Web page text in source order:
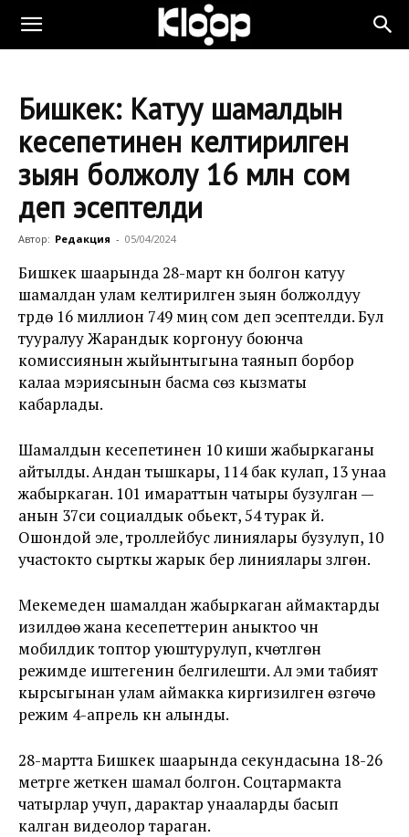
Бишкек: Катуу шамалдын
кесепетинен келтирилген
зыян болжолу 16 млн сом
деп эсептелди
Автор: Редакция - 05/04/2024
Бишкек шаарында 28-март күнү болгон катуу
шамалдан улам келтирилген зыян болжолдуу
түрдө 16 миллион 749 миң сом деп эсептелди. Бул
тууралуу Жарандык коргонуу боюнча
комиссиянын жыйынтыгына таянып борбор
калаа мэриясынын басма сөз кызматы
кабарлады.
Шамалдын кесепетинен 10 киши жабыркаганы
айтылды. Андан тышкары, 114 бак кулап, 13 унаа
жабыркаган. 101 имараттын чатыры бузулган —
анын 37си социалдык обьект, 54ү турак үй.
Ошондой эле, троллейбус линиялары бузулуп, 10
участокто сырткы жарык берүү линиялары үзүлгөн.
Мекемеден шамалдан жабыркаган аймактарды
изилдөө жана кесепеттерин аныктоо үчүн
мобилдик топтор уюштурулуп, күчөтүлгөн
режимде иштегенин белгилешти. Ал эми табият
кырсыгынан улам аймакка киргизилген өзгөчө
режим 4-апрель күнү алынды.
28-мартта Бишкек шаарында секундасына 18-26
метрге жеткен шамал болгон. Соцтармакта
чатырлар учуп, дарактар унааларды басып
калган видеолор тараган.